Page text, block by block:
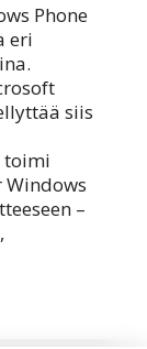
Phone
eri
siis
toimi
–